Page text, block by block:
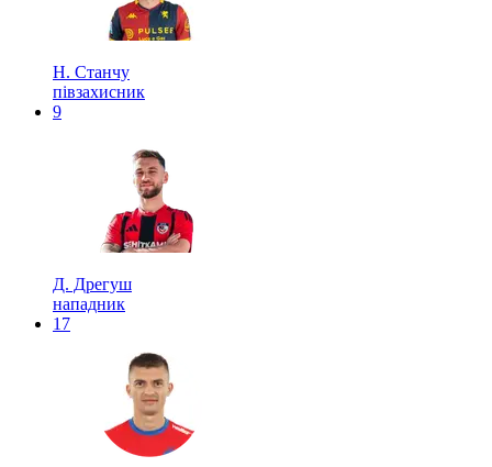
Н. Станчу
півзахисник
9
Д. Дрегуш
нападник
17